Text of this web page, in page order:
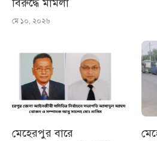
বিরুদ্ধে মামলা
মে ১০, ২০২৬
মেহেরপুর বারে